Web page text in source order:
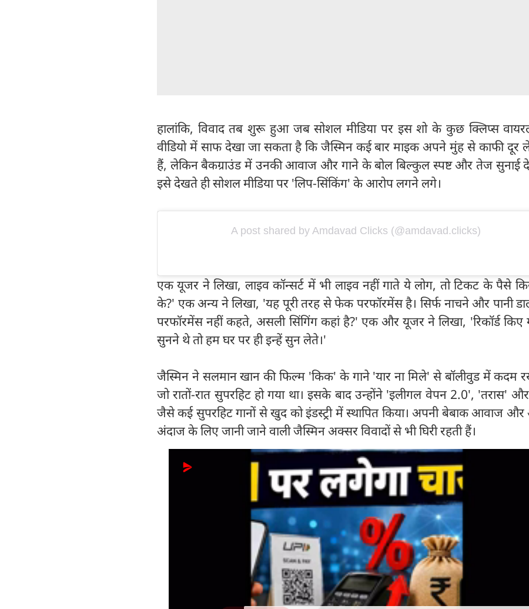
हालांकि, विवाद तब शुरू हुआ जब सोशल मीडिया पर इस शो के कुछ क्लिप्स
वीडियो में साफ देखा जा सकता है कि जैस्मिन कई बार माइक अपने मुंह से काफी दूर
हैं, लेकिन बैकग्राउंड में उनकी आवाज और गाने के बोल बिल्कुल स्पष्ट और तेज सुनाई
इसे देखते ही सोशल मीडिया पर 'लिप-सिंकिंग' के आरोप लगने लगे।
A post shared by Amdavad Clicks (@amdavad.clicks)
एक यूजर ने लिखा, लाइव कॉन्सर्ट में भी लाइव नहीं गाते ये लोग, तो टिकट के पैसे
के?' एक अन्य ने लिखा, 'यह पूरी तरह से फेक परफॉरमेंस है। सिर्फ नाचने और पानी
परफॉरमेंस नहीं कहते, असली सिंगिंग कहां है?' एक और यूजर ने लिखा, 'रिकॉर्ड किए
सुनने थे तो हम घर पर ही इन्हें सुन लेते।'
जैस्मिन ने सलमान खान की फिल्म 'किक' के गाने 'यार ना मिले' से बॉलीवुड में कदम
जो रातों-रात सुपरहिट हो गया था। इसके बाद उन्होंने 'इलीगल वेपन 2.0', 'तरास'
जैसे कई सुपरहिट गानों से खुद को इंडस्ट्री में स्थापित किया। अपनी बेबाक आवाज
अंदाज के लिए जानी जाने वाली जैस्मिन अक्सर विवादों से भी घिरी रहती हैं।